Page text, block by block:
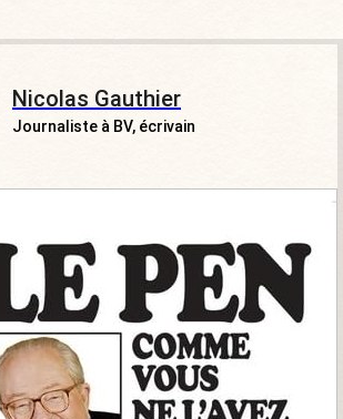
Nicolas Gauthier
Journaliste à BV, écrivain